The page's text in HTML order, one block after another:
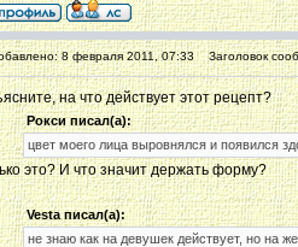
8 февраля 2011, 07:33 Заголовок
на что действует этот рецепт?
Рокси писал(а):
цвет моего лица выровнялся и появился
это? И что значит держать форму?
Vesta писал(а):
не знаю как на девушек действует, но на